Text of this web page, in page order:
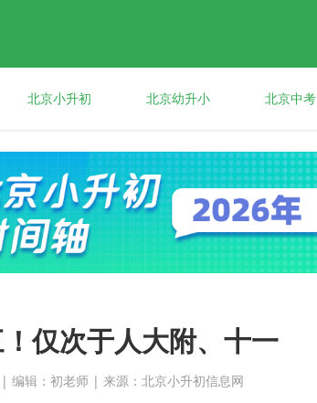
北京小升初 北京幼升小 北京中考
仅次于人大附、十一
辑：初老师 | 来源：北京小升初信息网